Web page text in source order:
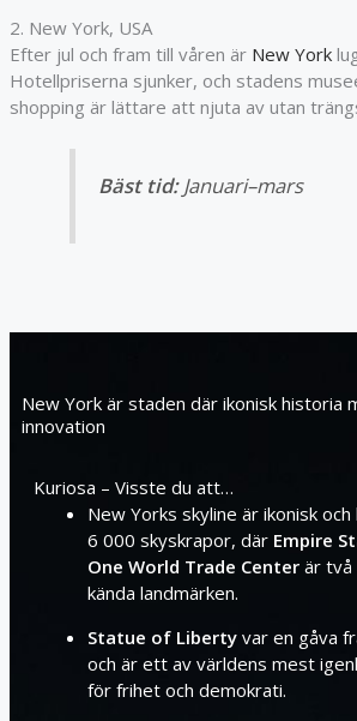
2. New York, USA
Efter jul och fram till våren är New York
Hotellpriserna sjunker, och stadens
shopping är lättare att njuta av utan
Bäst tid:Januari–mars
New York är staden där ikonisk historia
innovation
Kuriosa – Visste du att…
New Yorks skyline är ikonisk
6 000 skyskrapor, där Empire
One World Trade Center är två
kända landmärken.
Statue of Liberty var en gåva
och är ett av världens mest
för frihet och demokrati.